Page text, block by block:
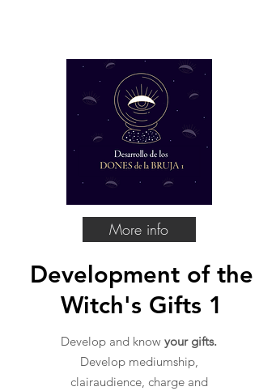
More info
Development of the
Witch's Gifts 1
Develop and know your gifts.
Develop mediumship,
clairaudience, charge and